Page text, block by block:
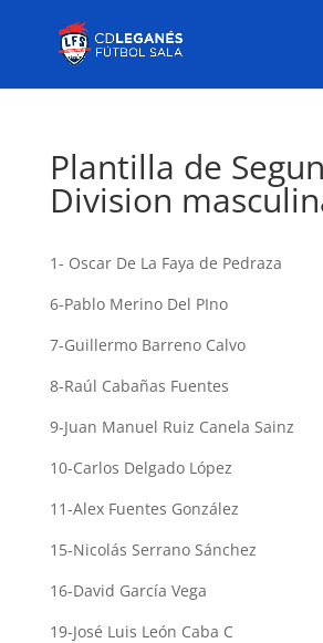
Plantilla de
Division
1- Oscar De La Faya de Pedraza
6-Pablo Merino Del PIno
7-Guillermo Barreno Calvo
8-Raúl Cabañas Fuentes
9-Juan Manuel Ruiz Canela Sainz
10-Carlos Delgado López
11-Alex Fuentes González
15-Nicolás Serrano Sánchez
16-David García Vega
19-José Luis León Caba C